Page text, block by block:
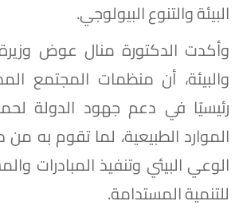
البيئة والتنوع البيولوجي.
وأكدت الدكتورة منال عوض وزيرة
والبيئة، أن منظمات المجتمع
رئيسيًا في دعم جهود الدولة
الموارد الطبيعية، لما تقوم به
الوعي البيئي وتنفيذ المبادرات
للتنمية المستدامة.